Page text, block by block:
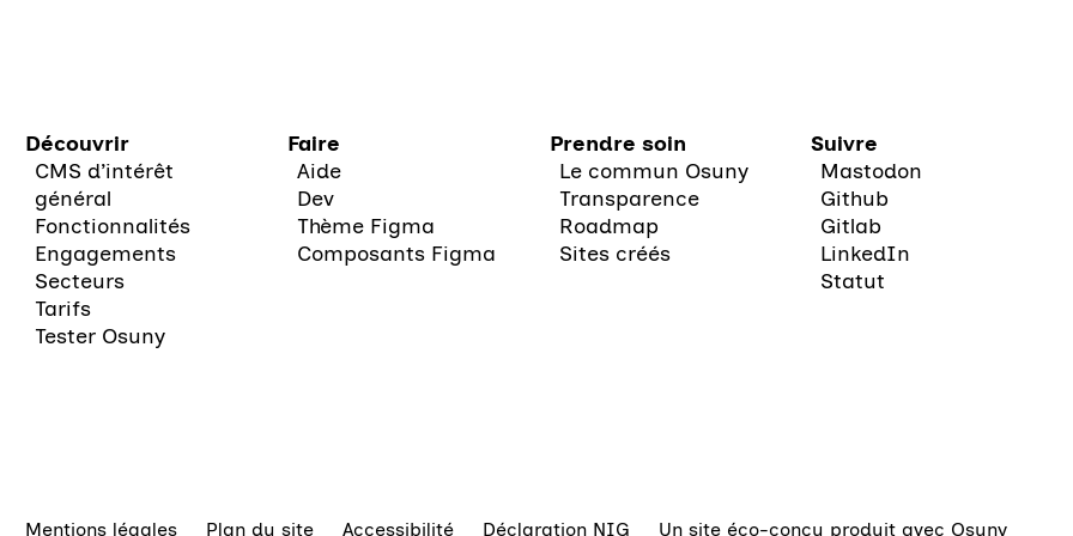
Découvrir
CMS d’intérêt
général
Fonctionnalités
Engagements
Secteurs
Tarifs
Tester Osuny
Faire
Aide
Dev
Thème Figma
Composants Figma
Prendre soin
Le commun Osuny
Transparence
Roadmap
Sites créés
Suivre
Mastodon
Github
Gitlab
LinkedIn
Statut
Mentions légales Plan du site Accessibilité Déclaration NIG Un site éco-conçu produit avec Osuny